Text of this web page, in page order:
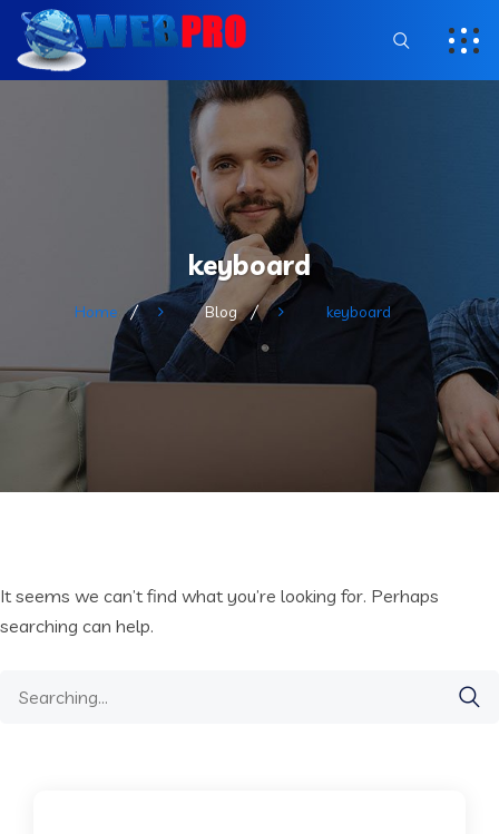
keyboard
Home Blog keyboard
It seems we can’t find what you’re looking for. Perhaps
searching can help.